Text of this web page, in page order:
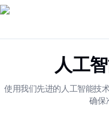
人工
使用我们先进的人工智能技
确保